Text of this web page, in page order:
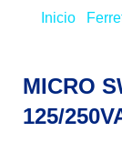
Inicio
MICRO
125/